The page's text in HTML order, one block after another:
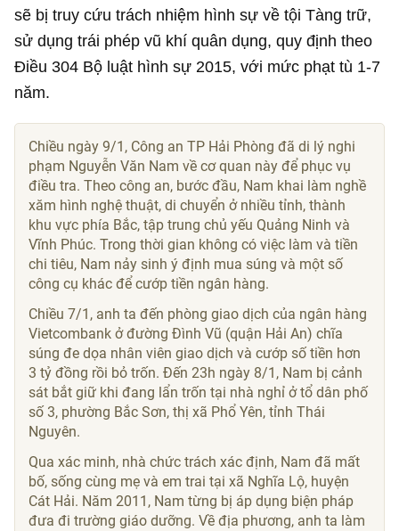
sẽ bị truy cứu trách nhiệm hình sự về tội Tàng trữ,
sử dụng trái phép vũ khí quân dụng, quy định theo
Điều 304 Bộ luật hình sự 2015, với mức phạt tù 1-7
năm.
Chiều ngày 9/1, Công an TP Hải Phòng đã di lý nghi
phạm Nguyễn Văn Nam về cơ quan này để phục vụ
điều tra. Theo công an, bước đầu, Nam khai làm nghề
xăm hình nghệ thuật, di chuyển ở nhiều tỉnh, thành
khu vực phía Bắc, tập trung chủ yếu Quảng Ninh và
Vĩnh Phúc. Trong thời gian không có việc làm và tiền
chi tiêu, Nam nảy sinh ý định mua súng và một số
công cụ khác để cướp tiền ngân hàng.
Chiều 7/1, anh ta đến phòng giao dịch của ngân hàng
Vietcombank ở đường Đình Vũ (quận Hải An) chĩa
súng đe dọa nhân viên giao dịch và cướp số tiền hơn
3 tỷ đồng rồi bỏ trốn. Đến 23h ngày 8/1, Nam bị cảnh
sát bắt giữ khi đang lẩn trốn tại nhà nghỉ ở tổ dân phố
số 3, phường Bắc Sơn, thị xã Phổ Yên, tỉnh Thái
Nguyên.
Qua xác minh, nhà chức trách xác định, Nam đã mất
bố, sống cùng mẹ và em trai tại xã Nghĩa Lộ, huyện
Cát Hải. Năm 2011, Nam từng bị áp dụng biện pháp
đưa đi trường giáo dưỡng. Về địa phương, anh ta làm